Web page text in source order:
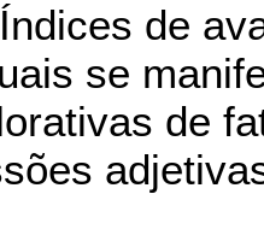
de
se
de